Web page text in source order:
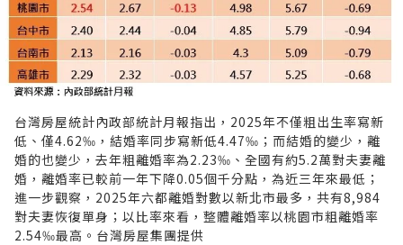
台灣房屋統計內政部統計月報指出，2025年不僅粗出生率寫新
低、僅4.62‰，結婚率同步寫新低4.47‰；而結婚的變少，離
婚的也變少，去年粗離婚率為2.23‰、全國有約5.2萬對夫妻離
婚，離婚率已較前一年下降0.05個千分點，為近三年來最低；
進一步觀察，2025年六都離婚對數以新北市最多，共有8,984
對夫妻恢復單身；以比率來看，整體離婚率以桃園市粗離婚率
2.54‰最高。台灣房屋集團提供